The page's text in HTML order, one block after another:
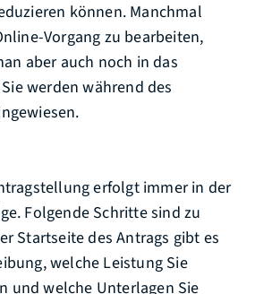
können. Manchmal
Vorgang zu bearbeiten,
aber auch noch in das
werden während des
erfolgt immer in der
Folgende Schritte sind zu
Startseite des Antrags gibt es
welche Leistung Sie
und welche Unterlagen Sie